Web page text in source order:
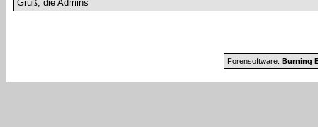
Gruß, die Admins
Forensoftware: Burning